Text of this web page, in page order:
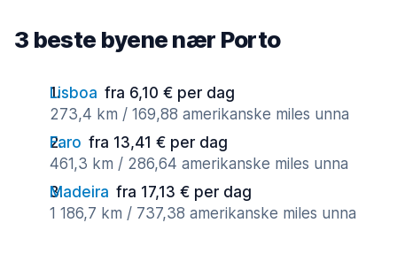
3 beste byene nær Porto
Lisboa fra 6,10 € per dag
273,4 km / 169,88 amerikanske miles unna
Faro fra 13,41 € per dag
461,3 km / 286,64 amerikanske miles unna
Madeira fra 17,13 € per dag
1 186,7 km / 737,38 amerikanske miles unna